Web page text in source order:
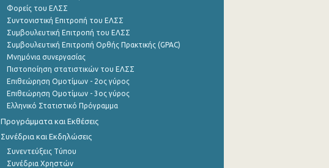
Φορείς του ΕΛΣΣ
Συντονιστική Επιτροπή του ΕΛΣΣ
Συμβουλευτική Επιτροπή του ΕΛΣΣ
Συμβουλευτική Επιτροπή Ορθής Πρακτικής (GPAC)
Μνημόνια συνεργασίας
Πιστοποίηση στατιστικών του ΕΛΣΣ
Επιθεώρηση Ομοτίμων - 2ος γύρος
Επιθεώρηση Ομοτίμων - 3ος γύρος
Ελληνικό Στατιστικό Πρόγραμμα
Προγράμματα και Εκθέσεις
Συνέδρια και Εκδηλώσεις
Συνεντεύξεις Τύπου
Συνέδρια Χρηστών